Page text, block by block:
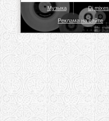
Музыка Dj mixes
Реклама на сайте